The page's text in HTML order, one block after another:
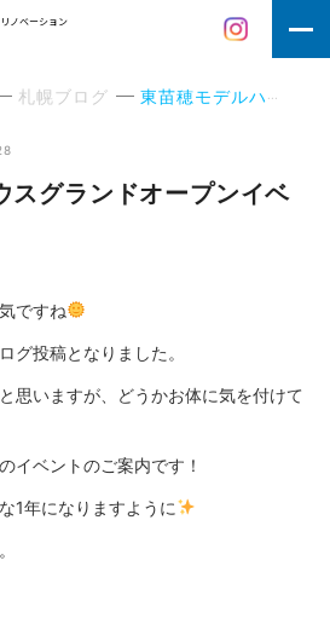
ノベーション
札幌ブログ 東苗穂モデルハウスグランドオープンイベント開催
スグランドオープンイベ
ですね
グ投稿となりました。
思いますが、どうかお体に気を付けて
イベントのご案内です！
1年になりますように